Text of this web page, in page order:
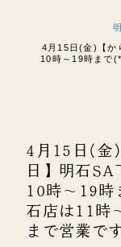
4月15日(金)【か
10時～19時まで
4月15日(金)
日】明石SA
10時～19
石店は11
まで営業で